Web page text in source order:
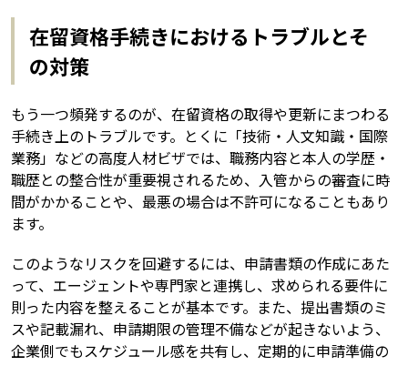
在留資格手続きにおけるトラブルとそ
の対策
もう一つ頻発するのが、在留資格の取得や更新にまつわる
手続き上のトラブルです。とくに「技術・人文知識・国際
業務」などの高度人材ビザでは、職務内容と本人の学歴・
職歴との整合性が重要視されるため、入管からの審査に時
間がかかることや、最悪の場合は不許可になることもあり
ます。
このようなリスクを回避するには、申請書類の作成にあた
って、エージェントや専門家と連携し、求められる要件に
則った内容を整えることが基本です。また、提出書類のミ
スや記載漏れ、申請期限の管理不備などが起きないよう、
企業側でもスケジュール感を共有し、定期的に申請準備の